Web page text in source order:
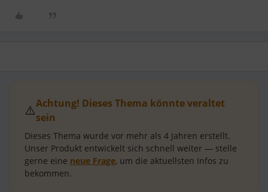
⚠️Achtung! Dieses Thema könnte veraltet
sein
Dieses Thema wurde vor mehr als 4 Jahren erstellt.
Unser Produkt entwickelt sich schnell weiter — stelle
gerne eine neue Frage, um die aktuellsten Infos zu
bekommen.